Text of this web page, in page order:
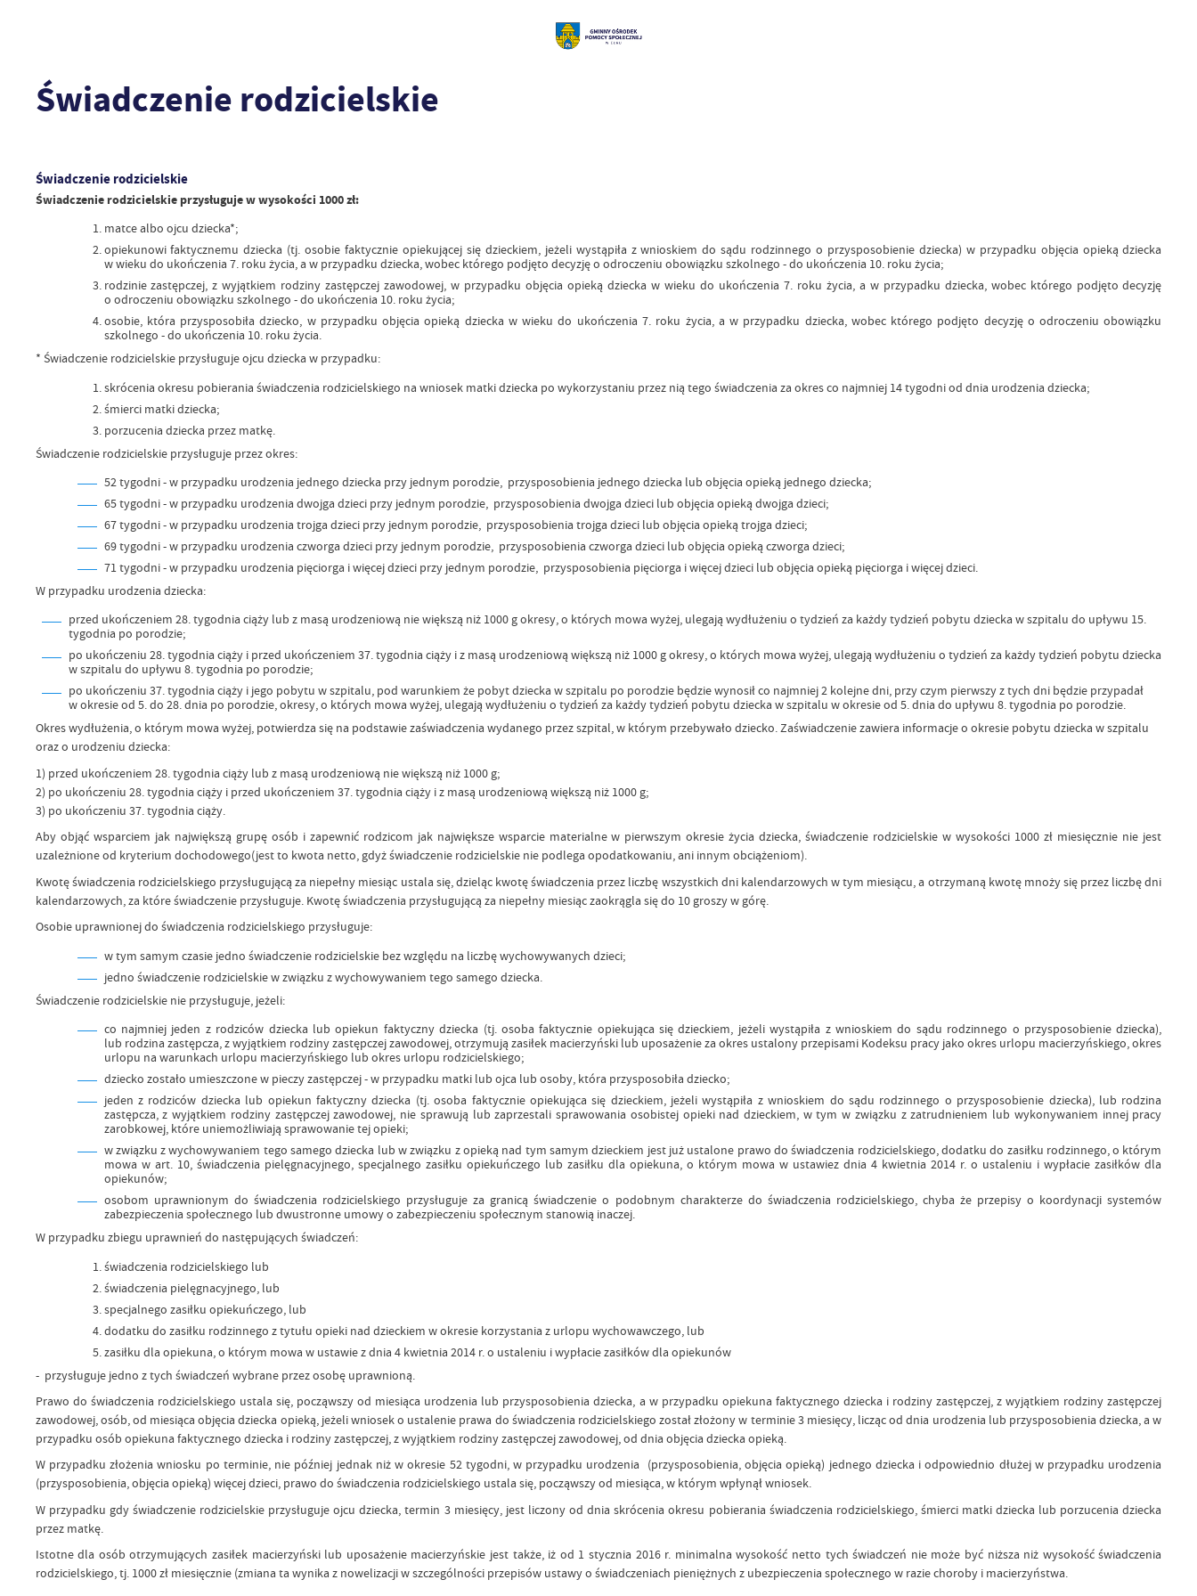
Świadczenie rodzicielskie
Świadczenie rodzicielskie
Świadczenie rodzicielskie przysługuje w wysokości 1000 zł:
matce albo ojcu dziecka*;
opiekunowi faktycznemu dziecka (tj. osobie faktycznie opiekującej się dzieckiem, jeżeli wystąpiła z wnioskiem do sądu rodzinnego o przysposobienie dziecka) w przypadku objęcia opieką dziecka
w wieku do ukończenia 7. roku życia, a w przypadku dziecka, wobec którego podjęto decyzję o odroczeniu obowiązku szkolnego - do ukończenia 10. roku życia;
rodzinie zastępczej, z wyjątkiem rodziny zastępczej zawodowej, w przypadku objęcia opieką dziecka w wieku do ukończenia 7. roku życia, a w przypadku dziecka, wobec którego podjęto decyzję
o odroczeniu obowiązku szkolnego - do ukończenia 10. roku życia;
osobie, która przysposobiła dziecko, w przypadku objęcia opieką dziecka w wieku do ukończenia 7. roku życia, a w przypadku dziecka, wobec którego podjęto decyzję o odroczeniu obowiązku
szkolnego - do ukończenia 10. roku życia.
* Świadczenie rodzicielskie przysługuje ojcu dziecka w przypadku:
skrócenia okresu pobierania świadczenia rodzicielskiego na wniosek matki dziecka po wykorzystaniu przez nią tego świadczenia za okres co najmniej 14 tygodni od dnia urodzenia dziecka;
śmierci matki dziecka;
porzucenia dziecka przez matkę.
Świadczenie rodzicielskie przysługuje przez okres:
52 tygodni - w przypadku urodzenia jednego dziecka przy jednym porodzie, przysposobienia jednego dziecka lub objęcia opieką jednego dziecka;
65 tygodni - w przypadku urodzenia dwojga dzieci przy jednym porodzie, przysposobienia dwojga dzieci lub objęcia opieką dwojga dzieci;
67 tygodni - w przypadku urodzenia trojga dzieci przy jednym porodzie, przysposobienia trojga dzieci lub objęcia opieką trojga dzieci;
69 tygodni - w przypadku urodzenia czworga dzieci przy jednym porodzie, przysposobienia czworga dzieci lub objęcia opieką czworga dzieci;
71 tygodni - w przypadku urodzenia pięciorga i więcej dzieci przy jednym porodzie, przysposobienia pięciorga i więcej dzieci lub objęcia opieką pięciorga i więcej dzieci.
W przypadku urodzenia dziecka:
przed ukończeniem 28. tygodnia ciąży lub z masą urodzeniową nie większą niż 1000 g okresy, o których mowa wyżej, ulegają wydłużeniu o tydzień za każdy tydzień pobytu dziecka w szpitalu do upływu 15.
tygodnia po porodzie;
po ukończeniu 28. tygodnia ciąży i przed ukończeniem 37. tygodnia ciąży i z masą urodzeniową większą niż 1000 g okresy, o których mowa wyżej, ulegają wydłużeniu o tydzień za każdy tydzień pobytu dziecka
w szpitalu do upływu 8. tygodnia po porodzie;
po ukończeniu 37. tygodnia ciąży i jego pobytu w szpitalu, pod warunkiem że pobyt dziecka w szpitalu po porodzie będzie wynosił co najmniej 2 kolejne dni, przy czym pierwszy z tych dni będzie przypadał
w okresie od 5. do 28. dnia po porodzie, okresy, o których mowa wyżej, ulegają wydłużeniu o tydzień za każdy tydzień pobytu dziecka w szpitalu w okresie od 5. dnia do upływu 8. tygodnia po porodzie.
Okres wydłużenia, o którym mowa wyżej, potwierdza się na podstawie zaświadczenia wydanego przez szpital, w którym przebywało dziecko. Zaświadczenie zawiera informacje o okresie pobytu dziecka w szpitalu
oraz o urodzeniu dziecka:
1) przed ukończeniem 28. tygodnia ciąży lub z masą urodzeniową nie większą niż 1000 g;
2) po ukończeniu 28. tygodnia ciąży i przed ukończeniem 37. tygodnia ciąży i z masą urodzeniową większą niż 1000 g;
3) po ukończeniu 37. tygodnia ciąży.
Aby objąć wsparciem jak największą grupę osób i zapewnić rodzicom jak największe wsparcie materialne w pierwszym okresie życia dziecka, świadczenie rodzicielskie w wysokości 1000 zł miesięcznie nie jest
uzależnione od kryterium dochodowego(jest to kwota netto, gdyż świadczenie rodzicielskie nie podlega opodatkowaniu, ani innym obciążeniom).
Kwotę świadczenia rodzicielskiego przysługującą za niepełny miesiąc ustala się, dzieląc kwotę świadczenia przez liczbę wszystkich dni kalendarzowych w tym miesiącu, a otrzymaną kwotę mnoży się przez liczbę dni
kalendarzowych, za które świadczenie przysługuje. Kwotę świadczenia przysługującą za niepełny miesiąc zaokrągla się do 10 groszy w górę.
Osobie uprawnionej do świadczenia rodzicielskiego przysługuje:
w tym samym czasie jedno świadczenie rodzicielskie bez względu na liczbę wychowywanych dzieci;
jedno świadczenie rodzicielskie w związku z wychowywaniem tego samego dziecka.
Świadczenie rodzicielskie nie przysługuje, jeżeli:
co najmniej jeden z rodziców dziecka lub opiekun faktyczny dziecka (tj. osoba faktycznie opiekująca się dzieckiem, jeżeli wystąpiła z wnioskiem do sądu rodzinnego o przysposobienie dziecka),
lub rodzina zastępcza, z wyjątkiem rodziny zastępczej zawodowej, otrzymują zasiłek macierzyński lub uposażenie za okres ustalony przepisami Kodeksu pracy jako okres urlopu macierzyńskiego, okres
urlopu na warunkach urlopu macierzyńskiego lub okres urlopu rodzicielskiego;
dziecko zostało umieszczone w pieczy zastępczej - w przypadku matki lub ojca lub osoby, która przysposobiła dziecko;
jeden z rodziców dziecka lub opiekun faktyczny dziecka (tj. osoba faktycznie opiekująca się dzieckiem, jeżeli wystąpiła z wnioskiem do sądu rodzinnego o przysposobienie dziecka), lub rodzina
zastępcza, z wyjątkiem rodziny zastępczej zawodowej, nie sprawują lub zaprzestali sprawowania osobistej opieki nad dzieckiem, w tym w związku z zatrudnieniem lub wykonywaniem innej pracy
zarobkowej, które uniemożliwiają sprawowanie tej opieki;
w związku z wychowywaniem tego samego dziecka lub w związku z opieką nad tym samym dzieckiem jest już ustalone prawo do świadczenia rodzicielskiego, dodatku do zasiłku rodzinnego, o którym
mowa w art. 10, świadczenia pielęgnacyjnego, specjalnego zasiłku opiekuńczego lub zasiłku dla opiekuna, o którym mowa w ustawiez dnia 4 kwietnia 2014 r. o ustaleniu i wypłacie zasiłków dla
opiekunów;
osobom uprawnionym do świadczenia rodzicielskiego przysługuje za granicą świadczenie o podobnym charakterze do świadczenia rodzicielskiego, chyba że przepisy o koordynacji systemów
zabezpieczenia społecznego lub dwustronne umowy o zabezpieczeniu społecznym stanowią inaczej.
W przypadku zbiegu uprawnień do następujących świadczeń:
świadczenia rodzicielskiego lub
świadczenia pielęgnacyjnego, lub
specjalnego zasiłku opiekuńczego, lub
dodatku do zasiłku rodzinnego z tytułu opieki nad dzieckiem w okresie korzystania z urlopu wychowawczego, lub
zasiłku dla opiekuna, o którym mowa w ustawie z dnia 4 kwietnia 2014 r. o ustaleniu i wypłacie zasiłków dla opiekunów
- przysługuje jedno z tych świadczeń wybrane przez osobę uprawnioną.
Prawo do świadczenia rodzicielskiego ustala się, począwszy od miesiąca urodzenia lub przysposobienia dziecka, a w przypadku opiekuna faktycznego dziecka i rodziny zastępczej, z wyjątkiem rodziny zastępczej
zawodowej, osób, od miesiąca objęcia dziecka opieką, jeżeli wniosek o ustalenie prawa do świadczenia rodzicielskiego został złożony w terminie 3 miesięcy, licząc od dnia urodzenia lub przysposobienia dziecka, a w
przypadku osób opiekuna faktycznego dziecka i rodziny zastępczej, z wyjątkiem rodziny zastępczej zawodowej, od dnia objęcia dziecka opieką.
W przypadku złożenia wniosku po terminie, nie później jednak niż w okresie 52 tygodni, w przypadku urodzenia (przysposobienia, objęcia opieką) jednego dziecka i odpowiednio dłużej w przypadku urodzenia
(przysposobienia, objęcia opieką) więcej dzieci, prawo do świadczenia rodzicielskiego ustala się, począwszy od miesiąca, w którym wpłynął wniosek.
W przypadku gdy świadczenie rodzicielskie przysługuje ojcu dziecka, termin 3 miesięcy, jest liczony od dnia skrócenia okresu pobierania świadczenia rodzicielskiego, śmierci matki dziecka lub porzucenia dziecka
przez matkę.
Istotne dla osób otrzymujących zasiłek macierzyński lub uposażenie macierzyńskie jest także, iż od 1 stycznia 2016 r. minimalna wysokość netto tych świadczeń nie może być niższa niż wysokość świadczenia
rodzicielskiego, tj. 1000 zł miesięcznie (zmiana ta wynika z nowelizacji w szczególności przepisów ustawy o świadczeniach pieniężnych z ubezpieczenia społecznego w razie choroby i macierzyństwa.